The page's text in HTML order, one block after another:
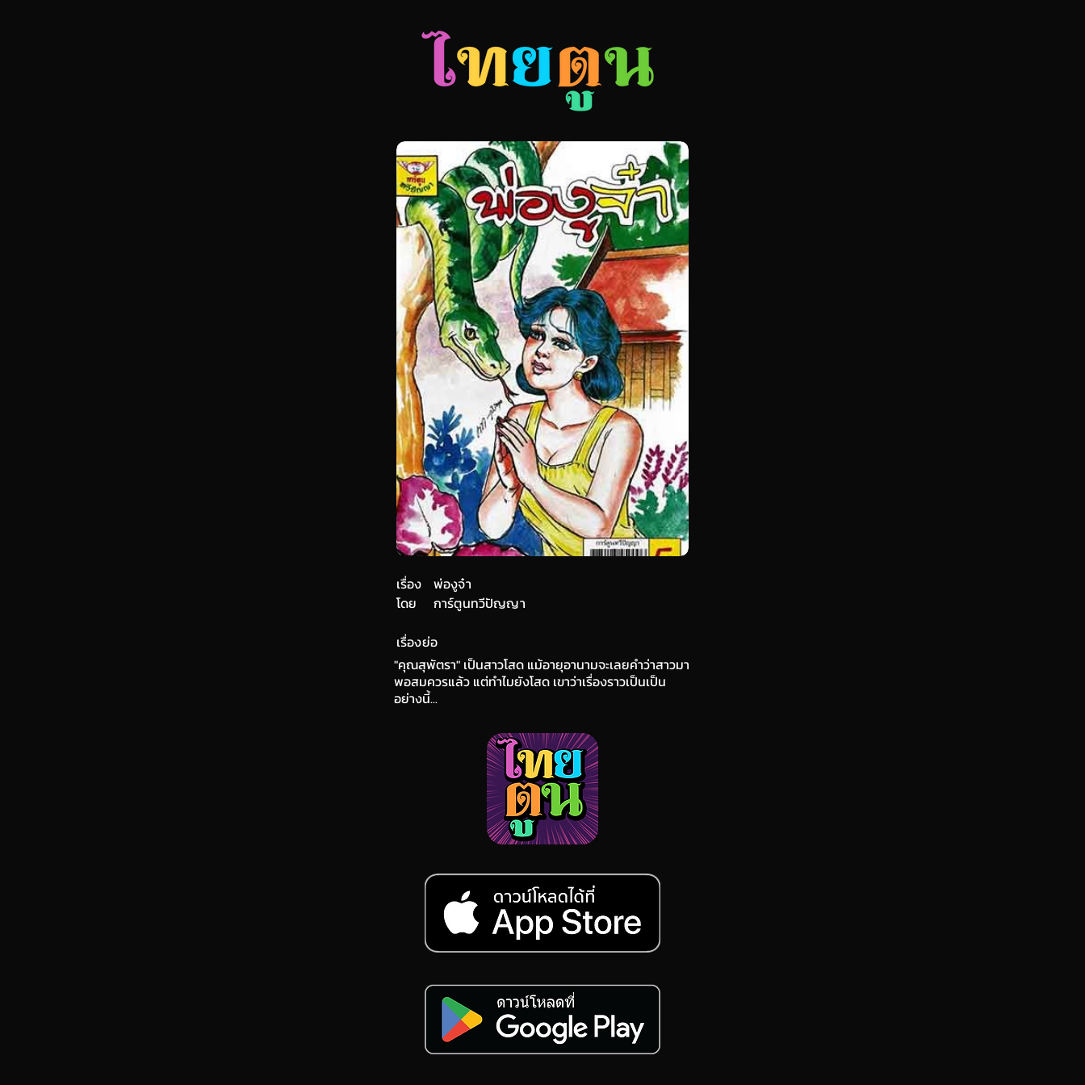
เรื่อง
โดย
พ่องูจ๋า
การ์ตูนทวีปัญญา
เรื่องย่อ
"คุณสุพัตรา" เป็นสาวโสด แม้อายุอานามจะเลยคำว่าสาวมา
พอสมควรแล้ว แต่ทำไมยังโสด เขาว่าเรื่องราวเป็นเป็น
อย่างนี้...